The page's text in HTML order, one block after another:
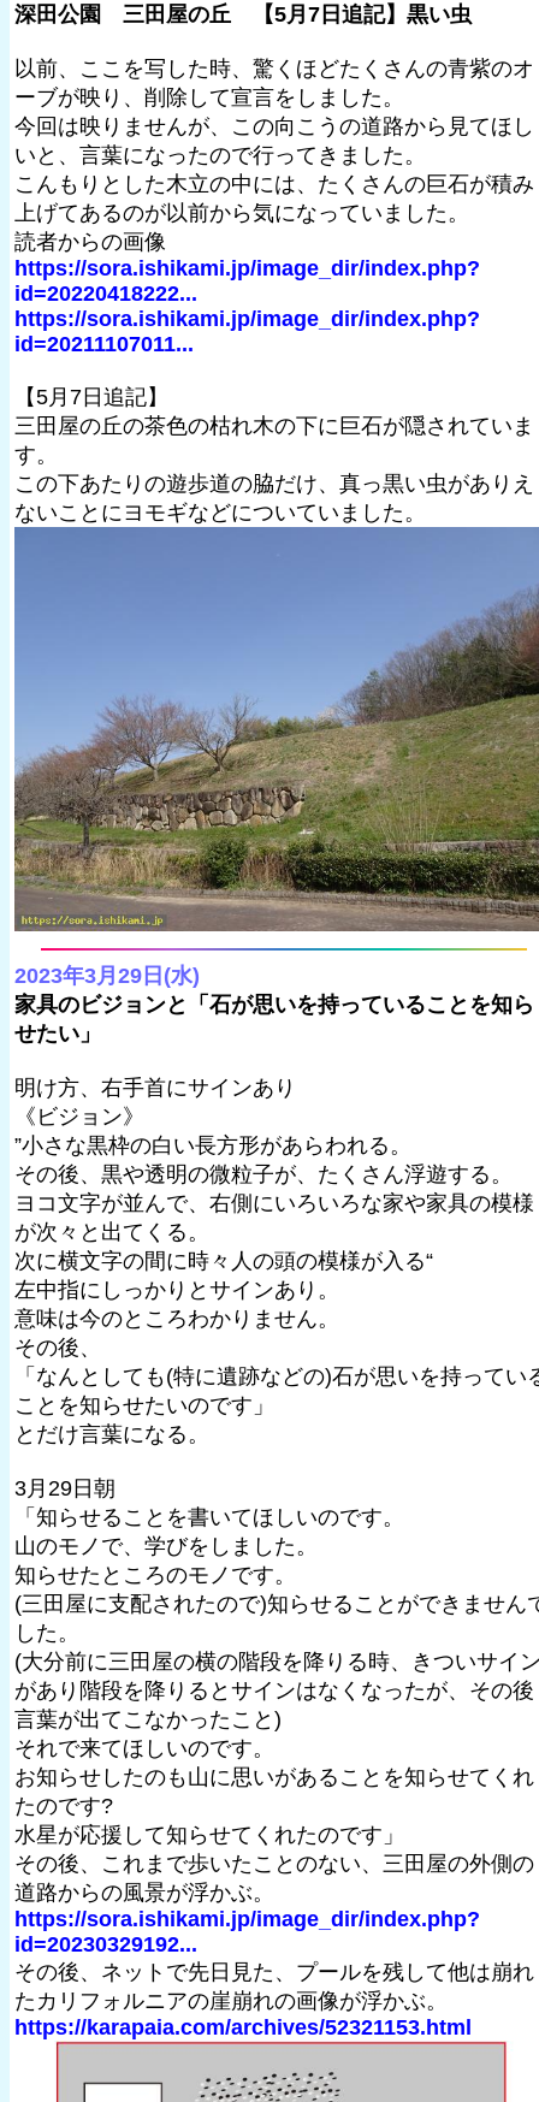
深田公園 三田屋の丘 【5月7日追記】黒い虫
以前、ここを写した時、驚くほどたくさんの青紫のオ
ーブが映り、削除して宣言をしました。
今回は映りませんが、この向こうの道路から見てほし
いと、言葉になったので行ってきました。
こんもりとした木立の中には、たくさんの巨石が積み
上げてあるのが以前から気になっていました。
読者からの画像
https://sora.ishikami.jp/image_dir/index.php?
id=20220418222...
https://sora.ishikami.jp/image_dir/index.php?
id=20211107011...
【5月7日追記】
三田屋の丘の茶色の枯れ木の下に巨石が隠されていま
す。
この下あたりの遊歩道の脇だけ、真っ黒い虫がありえ
ないことにヨモギなどについていました。
2023年3月29日(水)
家具のビジョンと「石が思いを持っていることを知ら
せたい」
明け方、右手首にサインあり
《ビジョン》
”小さな黒枠の白い長方形があらわれる。
その後、黒や透明の微粒子が、たくさん浮遊する。
ヨコ文字が並んで、右側にいろいろな家や家具の模様
が次々と出てくる。
次に横文字の間に時々人の頭の模様が入る“
左中指にしっかりとサインあり。
意味は今のところわかりません。
その後、
「なんとしても(特に遺跡などの)石が思いを持ってい
ことを知らせたいのです」
とだけ言葉になる。
3月29日朝
「知らせることを書いてほしいのです。
山のモノで、学びをしました。
知らせたところのモノです。
(三田屋に支配されたので)知らせることができません
した。
(大分前に三田屋の横の階段を降りる時、きついサイ
があり階段を降りるとサインはなくなったが、その後
言葉が出てこなかったこと)
それで来てほしいのです。
お知らせしたのも山に思いがあることを知らせてくれ
たのです?
水星が応援して知らせてくれたのです」
その後、これまで歩いたことのない、三田屋の外側の
道路からの風景が浮かぶ。
https://sora.ishikami.jp/image_dir/index.php?
id=20230329192...
その後、ネットで先日見た、プールを残して他は崩れ
たカリフォルニアの崖崩れの画像が浮かぶ。
https://karapaia.com/archives/52321153.html